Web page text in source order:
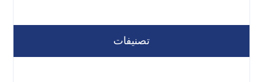
تصنيفات